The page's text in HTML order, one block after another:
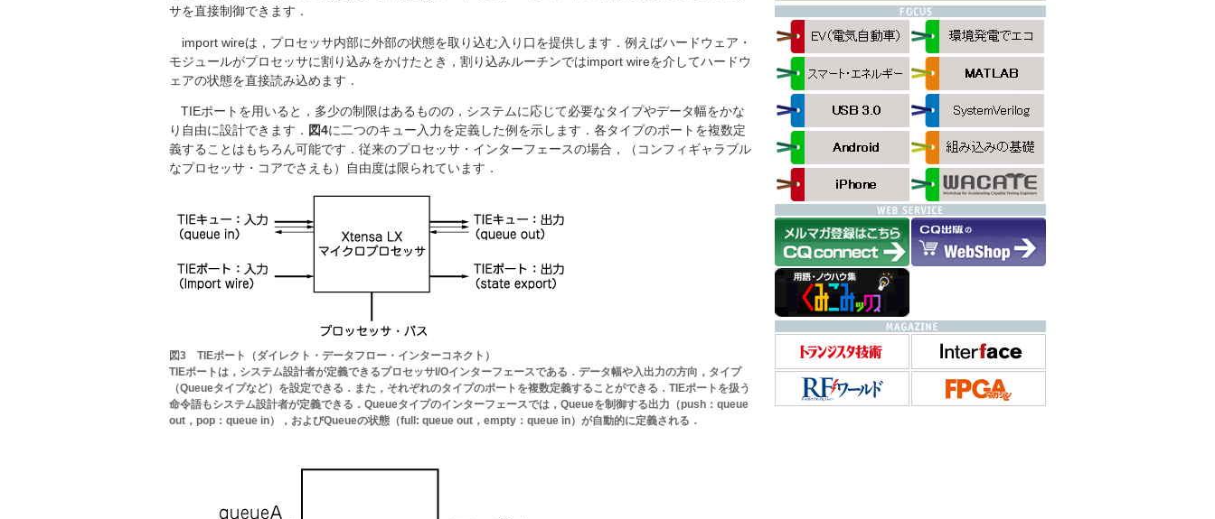
サを直接制御できます．
import wireは，プロセッサ内部に外部の状態を取り込む入り口を提供します．例えばハードウェア・
モジュールがプロセッサに割り込みをかけたとき，割り込みルーチンではimport wireを介してハードウ
ェアの状態を直接読み込めます．
TIEポートを用いると，多少の制限はあるものの，システムに応じて必要なタイプやデータ幅をかな
り自由に設計できます． 図4に二つのキュー入力を定義した例を示します．各タイプのポートを複数定
義することはもちろん可能です．従来のプロセッサ・インターフェースの場合，（コンフィギャラブル
なプロセッサ・コアでさえも）自由度は限られています．
図3 TIEポート（ダイレクト・データフロー・インターコネクト）
TIEポートは，システム設計者が定義できるプロセッサI/Oインターフェースである．データ幅や入出力の方向，タイプ
（Queueタイプなど）を設定できる．また，それぞれのタイプのポートを複数定義することができる．TIEポートを扱う
命令語もシステム設計者が定義できる．Queueタイプのインターフェースでは，Queueを制御する出力（push：queue
out，pop：queue in），およびQueueの状態（full: queue out，empty：queue in）が自動的に定義される．